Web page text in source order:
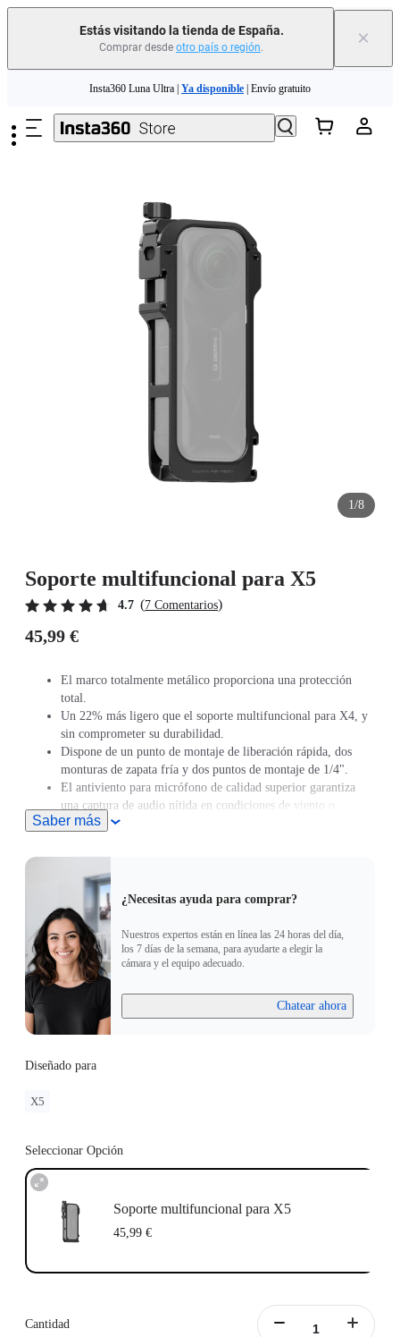
Estás visitando la tienda de España.
Comprar desde otro país o región. ×
Insta360 Luna Ultra | Ya disponible | Envío gratuito
Cambia tu antiguo dispositivo por dinero para tu nueva compra.｜Más
información
Insta360 Luna Ultra |Ya disponible| Envío gratuito
1/8
Soporte multifuncional para X5
4.7 (7 Comentarios)
45,99 €
El marco totalmente metálico proporciona una protección
total.
Un 22% más ligero que el soporte multifuncional para X4, y
sin comprometer su durabilidad.
Dispone de un punto de montaje de liberación rápida, dos
monturas de zapata fría y dos puntos de montaje de 1/4".
El antiviento para micrófono de calidad superior garantiza
una captura de audio nítida en condiciones de viento o
durante actividades a alta velocidad.
Saber más
¿Necesitas ayuda para comprar?
Nuestros expertos están en línea las 24 horas del día,
los 7 días de la semana, para ayudarte a elegir la
cámara y el equipo adecuado.
Chatear ahora
Diseñado para
X5
Seleccionar Opción
Soporte multifuncional para X5
45,99 €
Cantidad